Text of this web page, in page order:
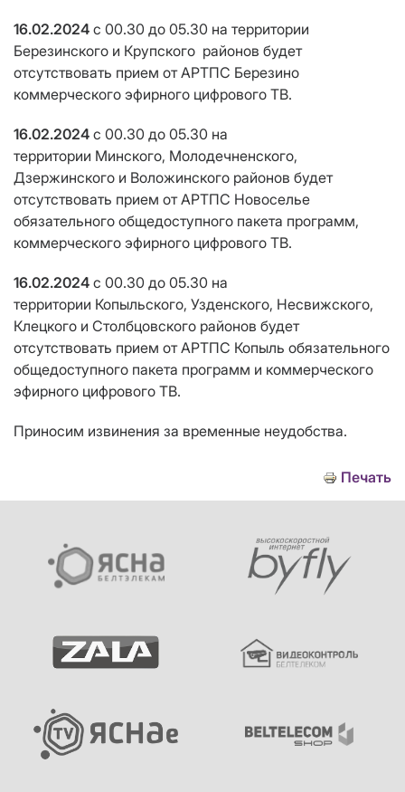
16.02.2024 с 00.30 до 05.30 на территории
Березинского и Крупского районов будет
отсутствовать прием от АРТПС Березино
коммерческого эфирного цифрового ТВ.
16.02.2024 с 00.30 до 05.30 на
территории Минского, Молодечненского,
Дзержинского и Воложинского районов будет
отсутствовать прием от АРТПС Новоселье
обязательного общедоступного пакета программ,
коммерческого эфирного цифрового ТВ.
16.02.2024 с 00.30 до 05.30 на
территории Копыльского, Узденского, Несвижского,
Клецкого и Столбцовского районов будет
отсутствовать прием от АРТПС Копыль обязательного
общедоступного пакета программ и коммерческого
эфирного цифрового ТВ.
Приносим извинения за временные неудобства.
Печать